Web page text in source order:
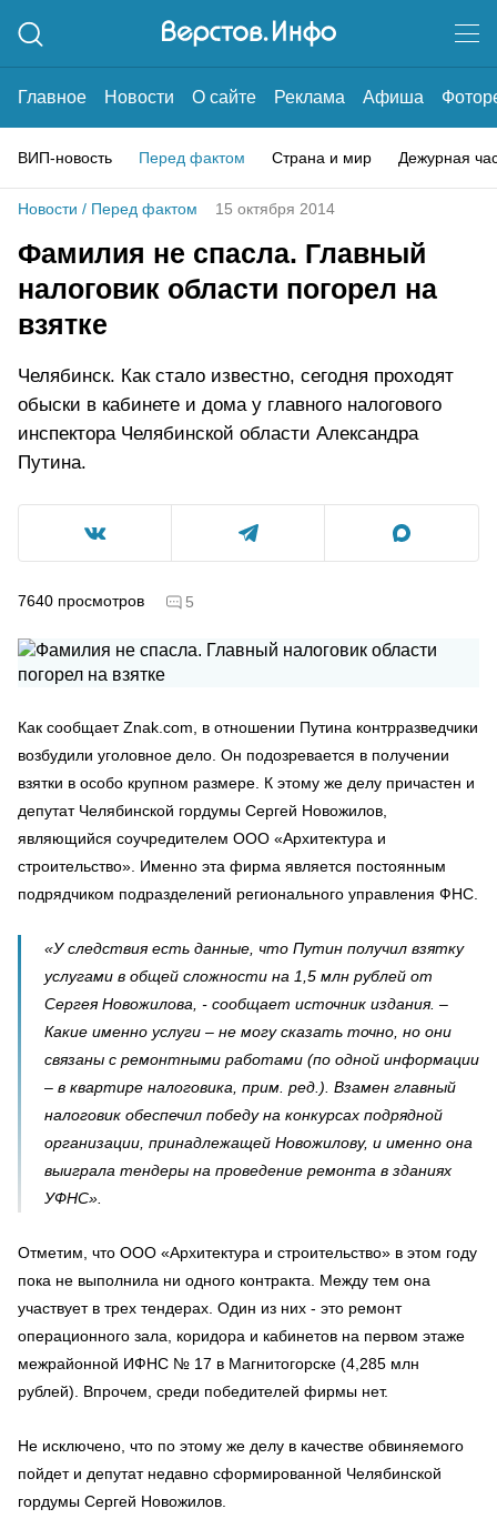
Главное Новости О сайте Реклама Афиша
ВИП-новость Перед фактом Страна и мир Дежурная
Новости / Перед фактом 15 октября 2014
Фамилия не спасла. Главный
налоговик области погорел на
взятке
Челябинск. Как стало известно, сегодня проходят
обыски в кабинете и дома у главного налогового
инспектора Челябинской области Александра
Путина.
7640 просмотров 5
Как сообщает Znak.com, в отношении Путина контрразведчики
возбудили уголовное дело. Он подозревается в получении
взятки в особо крупном размере. К этому же делу причастен и
депутат Челябинской гордумы Сергей Новожилов,
являющийся соучредителем ООО «Архитектура и
строительство». Именно эта фирма является постоянным
подрядчиком подразделений регионального управления ФНС.
«У следствия есть данные, что Путин получил взятку
услугами в общей сложности на 1,5 млн рублей от
Сергея Новожилова, - сообщает источник издания. –
Какие именно услуги – не могу сказать точно, но они
связаны с ремонтными работами (по одной информации
– в квартире налоговика, прим. ред.). Взамен главный
налоговик обеспечил победу на конкурсах подрядной
организации, принадлежащей Новожилову, и именно она
выиграла тендеры на проведение ремонта в зданиях
УФНС».
Отметим, что ООО «Архитектура и строительство» в этом году
пока не выполнила ни одного контракта. Между тем она
участвует в трех тендерах. Один из них - это ремонт
операционного зала, коридора и кабинетов на первом этаже
межрайонной ИФНС № 17 в Магнитогорске (4,285 млн
рублей). Впрочем, среди победителей фирмы нет.
Не исключено, что по этому же делу в качестве обвиняемого
пойдет и депутат недавно сформированной Челябинской
гордумы Сергей Новожилов.